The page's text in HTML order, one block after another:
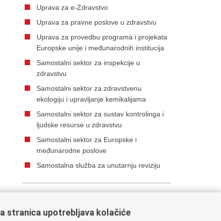
Uprava za e-Zdravstvo
Uprava za pravne poslove u zdravstvu
Uprava za provedbu programa i projekata
Europske unije i međunarodnih institucija
Samostalni sektor za inspekcije u
zdravstvu
Samostalni sektor za zdravstvenu
ekologiju i upravljanje kemikalijama
Samostalni sektor za sustav kontrolinga i
ljudske resurse u zdravstvu
Samostalni sektor za Europske i
međunarodne poslove
Samostalna služba za unutarnju reviziju
Ispiši stranicu
stranica upotrebljava kolačiće